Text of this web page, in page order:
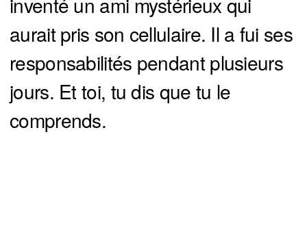
aurait pris son cellulaire. Il a fui ses
responsabilités pendant plusieurs
jours. Et toi, tu dis que tu le
comprends.